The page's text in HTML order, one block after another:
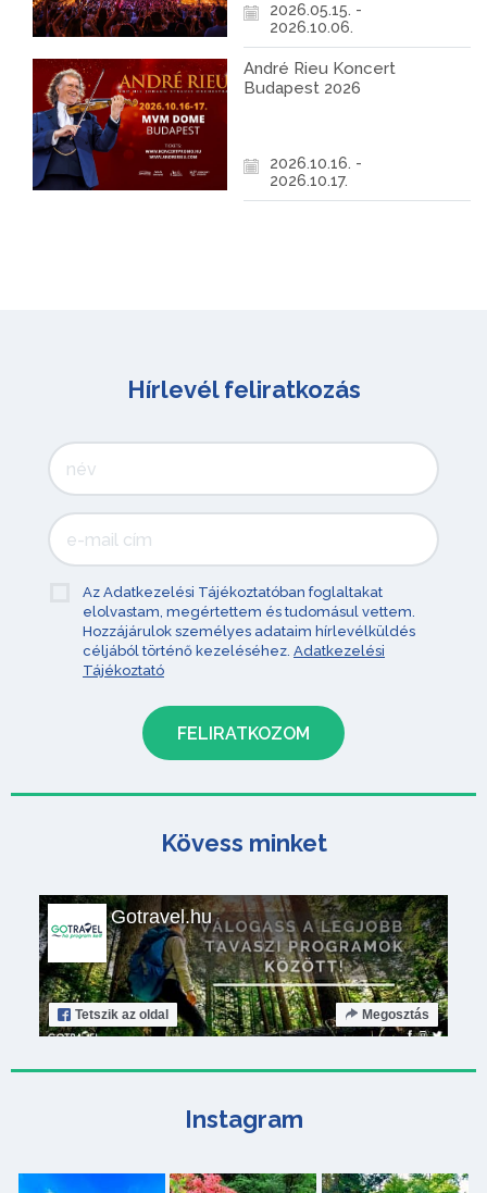
2026.05.15. -
2026.10.06.
André Rieu Koncert
Budapest 2026
2026.10.16. -
2026.10.17.
Hírlevél feliratkozás
Az Adatkezelési Tájékoztatóban foglaltakat
elolvastam, megértettem és tudomásul vettem.
Hozzájárulok személyes adataim hírlevélküldés
céljából történő kezeléséhez. Adatkezelési
Tájékoztató
Kövess minket
Gotravel.hu
Tetszik az oldal Megosztás
Instagram